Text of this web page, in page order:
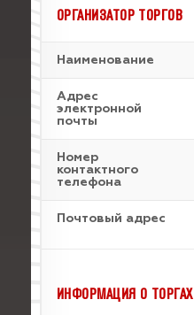
ОРГАНИЗАТОР ТОРГОВ
Наименование
Адрес
электронной
почты
Номер
контактного
телефона
Почтовый адрес
ИНФОРМАЦИЯ О ТОРГАХ